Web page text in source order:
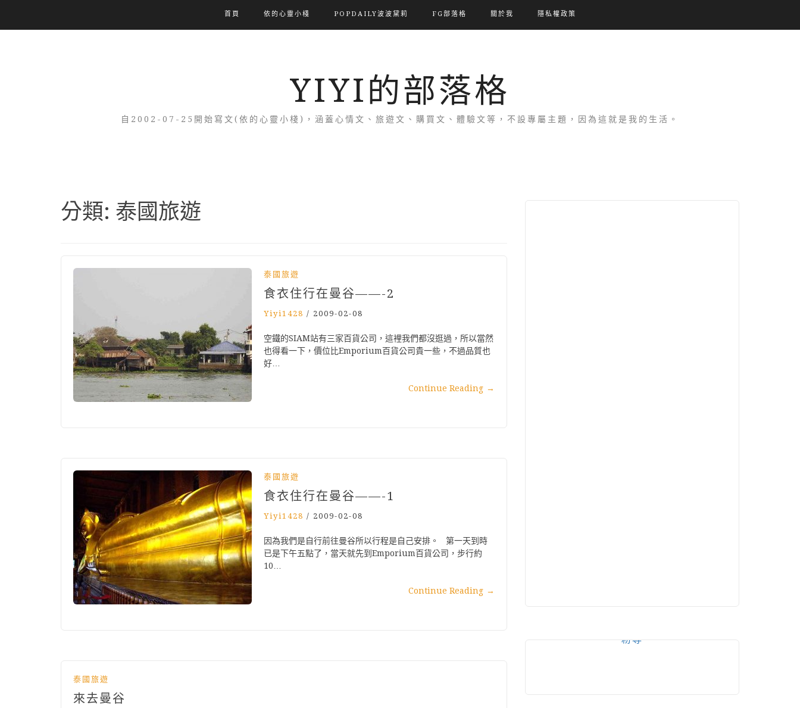
首頁 依的心靈小棧 POPDAILY波波黛莉 FG部落格 關於我 隱私權政策
YIYI的部落格
自2002-07-25開始寫文(依的心靈小棧)，涵蓋心情文、旅遊文、購買文、體驗文等，不設專屬主題，因為這就是我的生活。
分類: 泰國旅遊
泰國旅遊
食衣住行在曼谷——-2
Yiyi1428 / 2009-02-08
空鐵的SIAM站有三家百貨公司，這裡我們都沒逛過，所以當然
也得看一下，價位比Emporium百貨公司貴一些，不過品質也
好…
Continue Reading →
泰國旅遊
食衣住行在曼谷——-1
Yiyi1428 / 2009-02-08
因為我們是自行前往曼谷所以行程是自己安排。 第一天到時
已是下午五點了，當天就先到Emporium百貨公司，步行約
10…
Continue Reading →
泰國旅遊
來去曼谷
粉專